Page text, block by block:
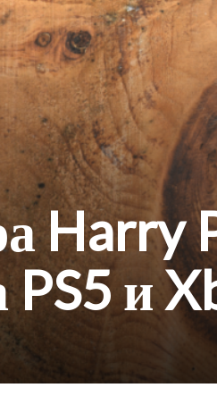
Harry
и